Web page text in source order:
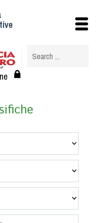
federali
e Affiliazioni
Trasparente